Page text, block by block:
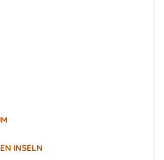
INSELN